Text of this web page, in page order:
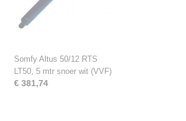
Somfy Altus 50/12 RTS
LT50, 5 mtr snoer wit (VVF)
€ 381,74